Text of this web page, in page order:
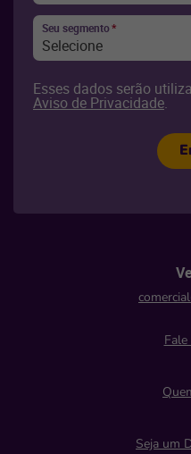
Seu segmento*
Selecione
Esses dados serão
Aviso de Privacidade.
Seja um